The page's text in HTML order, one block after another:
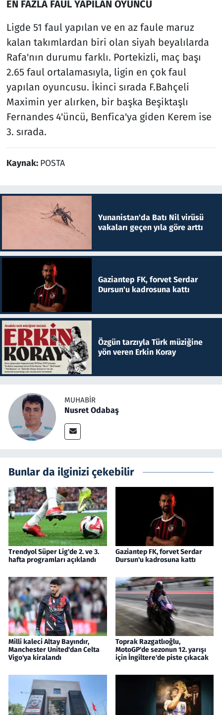
EN FAZLA FAUL YAPILAN OYUNCU
Ligde 51 faul yapılan ve en az faule maruz
kalan takımlardan biri olan siyah beyalılarda
Rafa'nın durumu farklı. Portekizli, maç başı
2.65 faul ortalamasıyla, ligin en çok faul
yapılan oyuncusu. İkinci sırada F.Bahçeli
Maximin yer alırken, bir başka Beşiktaşlı
Fernandes 4'üncü, Benfica'ya giden Kerem ise
3. sırada.
Kaynak: POSTA
Yunanistan'da Batı Nil virüsü
vakaları geçen yıla göre arttı
Gaziantep FK, forvet Serdar
Dursun'u kadrosuna kattı
Özgün tarzıyla Türk müziğine
yön veren Erkin Koray
MUHABIR
Nusret Odabaş
Bunlar da ilginizi çekebilir
Trendyol Süper Lig'de 2. ve 3.
hafta programları açıklandı
Gaziantep FK, forvet Serdar
Dursun'u kadrosuna kattı
Milli kaleci Altay Bayındır,
Manchester United'dan Celta
Vigo'ya kiralandı
Toprak Razgatlıoğlu,
MotoGP'de sezonun 12. yarışı
için İngiltere'de piste çıkacak